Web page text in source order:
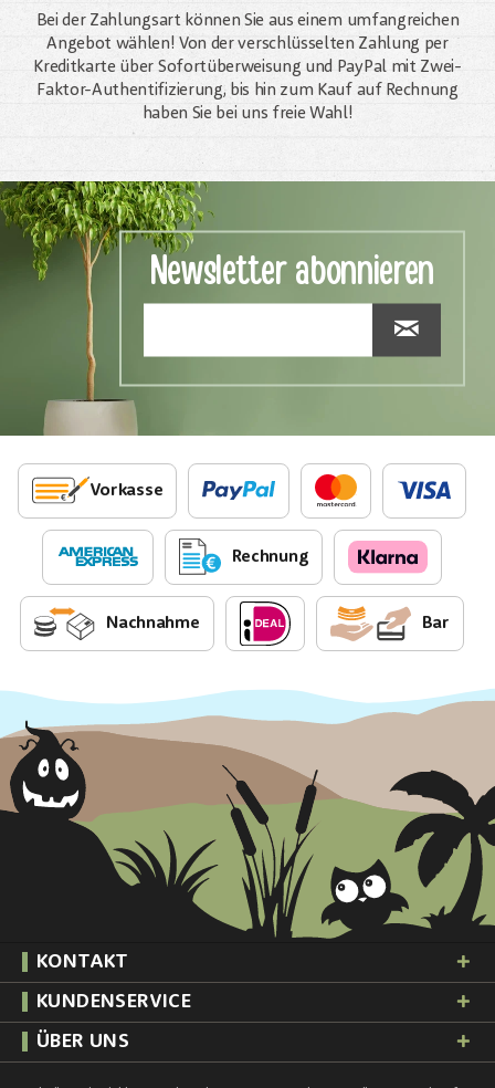
Bei der Zahlungsart können Sie aus einem umfangreichen
Angebot wählen! Von der verschlüsselten Zahlung per
Kreditkarte über Sofortüberweisung und PayPal mit Zwei-
Faktor-Authentifizierung, bis hin zum Kauf auf Rechnung
haben Sie bei uns freie Wahl!
Newsletter abonnieren
Vorkasse
Rechnung
Nachnahme Bar
KONTAKT
KUNDENSERVICE
ÜBER UNS